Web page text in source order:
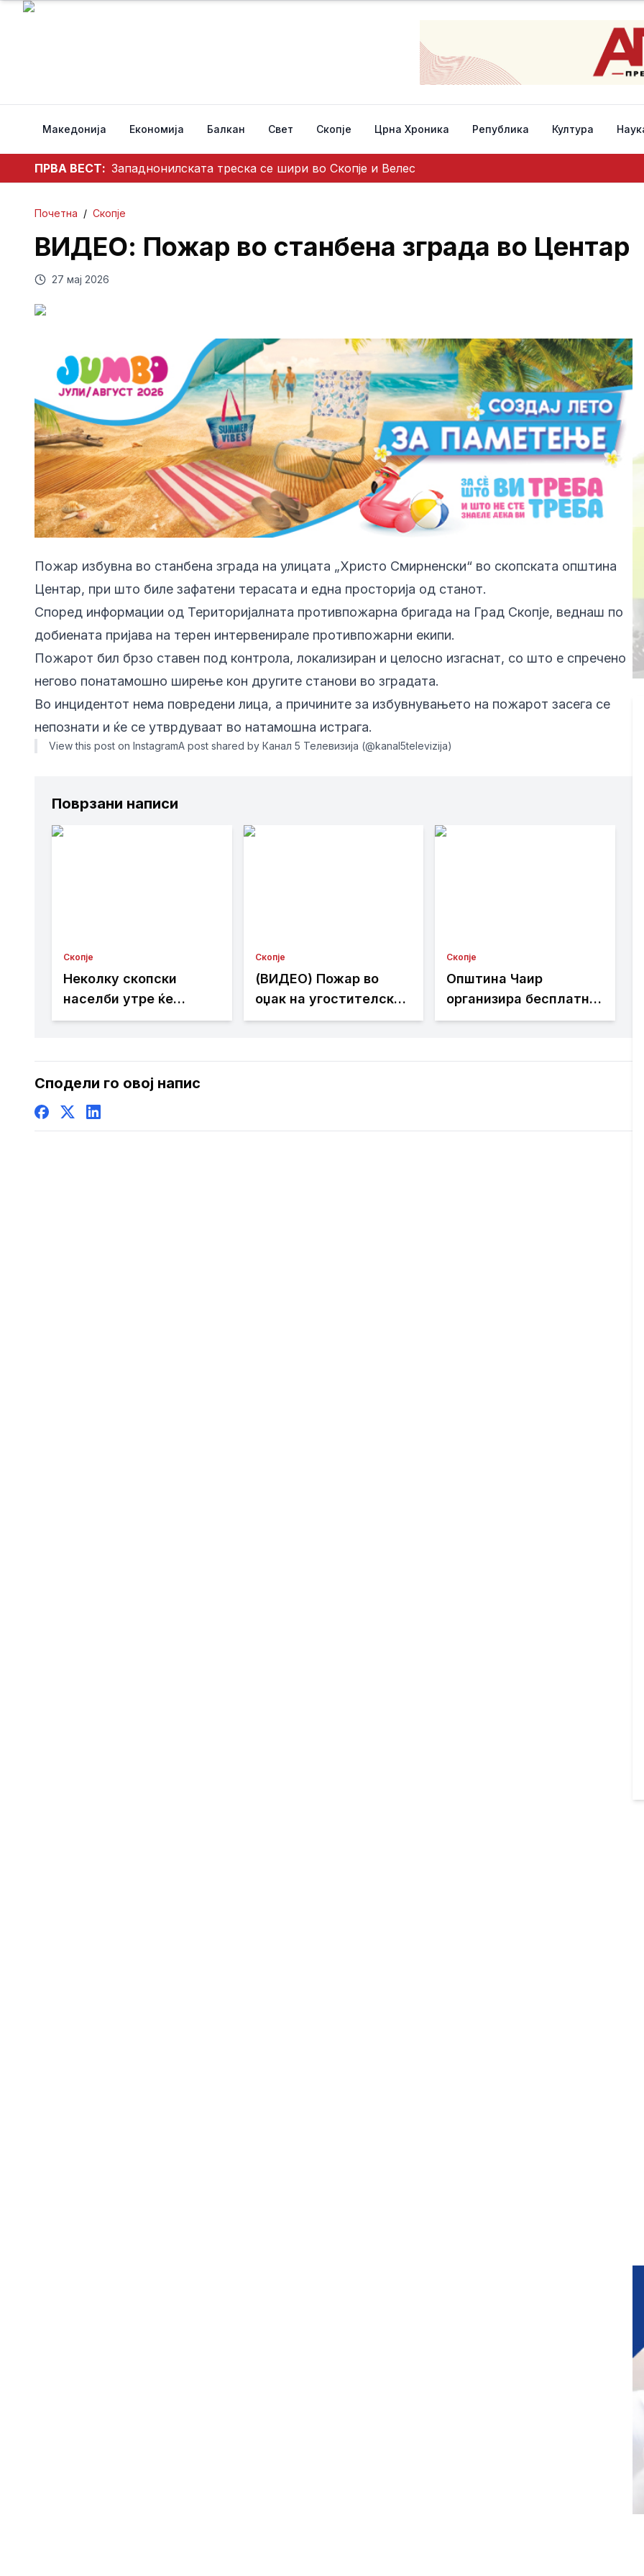
Македонија Економија Балкан Свет Скопје Црна Хроника Република Култура
ПРВА ВЕСТ: Западнонилската треска се шири во Скопје и Велес
Почетна / Скопје
ВИДЕО: Пожар во станбена зграда во Центар
27 мај 2026
Пожар избувна во станбена зграда на улицата „Христо Смирненски“ во скопската општина
Центар, при што биле зафатени терасата и една просторија од станот.
Според информации од Територијалната противпожарна бригада на Град Скопје, веднаш по
добиената пријава на терен интервенирале противпожарни екипи.
Пожарот бил брзо ставен под контрола, локализиран и целосно изгаснат, со што е спречено
негово понатамошно ширење кон другите станови во зградата.
Во инцидентот нема повредени лица, а причините за избувнувањето на пожарот засега се
непознати и ќе се утврдуваат во натамошна истрага.
View this post on InstagramA post shared by Канал 5 Телевизија (@kanal5televizija)
Поврзани написи
Скопје
Неколку скопски
населби утре ќе
останат без струја
Скопје
(ВИДЕО) Пожар во
оџак на угостителски
објект во Лептокарија
спречи поголема
Скопје
Општина Чаир
организира бесплатна
школа за пливање за
е во тек
Сподели го овој напис